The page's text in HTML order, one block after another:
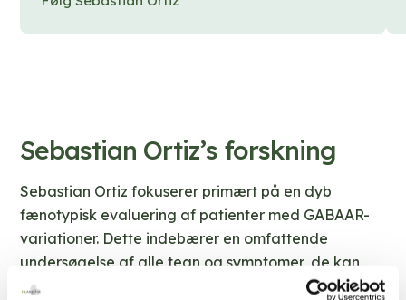
Sebastian Ortiz’s forskning
Sebastian Ortiz fokuserer primært på en dyb
fænotypisk evaluering af patienter med GABAAR-
variationer. Dette indebærer en omfattende
undersøgelse af alle tegn og symptomer, de kan
have, herunder epilepsi, kognitive profiler,